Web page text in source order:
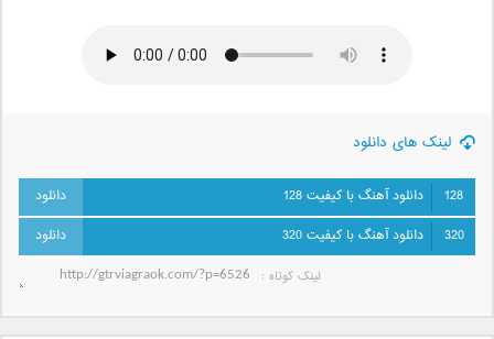
لینک های دانلود
128
دانلود آهنگ با کیفیت 128
320
دانلود آهنگ با کیفیت 320
لینک کوتاه‌ :